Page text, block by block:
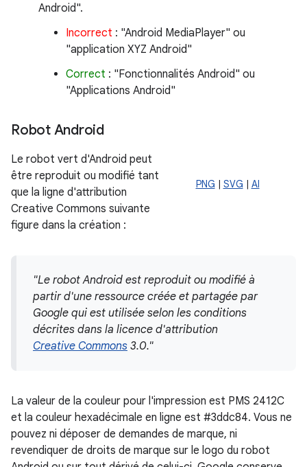
Android".
Incorrect : "Android MediaPlayer" ou
"application XYZ Android"
Correct : "Fonctionnalités Android" ou
"Applications Android"
Robot Android
PNG SVG AI
Le robot vert d'Android peut
être reproduit ou modifié tant
que la ligne d'attribution
Creative Commons suivante
figure dans la création :
"Le robot Android est reproduit ou modifié à
partir d'une ressource créée et partagée par
Google qui est utilisée selon les conditions
décrites dans la licence d'attribution
Creative Commons 3.0."
La valeur de la couleur pour l'impression est PMS 2412C
et la couleur hexadécimale en ligne est #3ddc84. Vous ne
pouvez ni déposer de demandes de marque, ni
revendiquer de droits de marque sur le logo du robot